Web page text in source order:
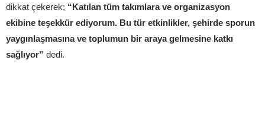
dikkat çekerek; “Katılan tüm takımlara ve organizasyon
ekibine teşekkür ediyorum. Bu tür etkinlikler, şehirde sporun
yaygınlaşmasına ve toplumun bir araya gelmesine katkı
sağlıyor” dedi.